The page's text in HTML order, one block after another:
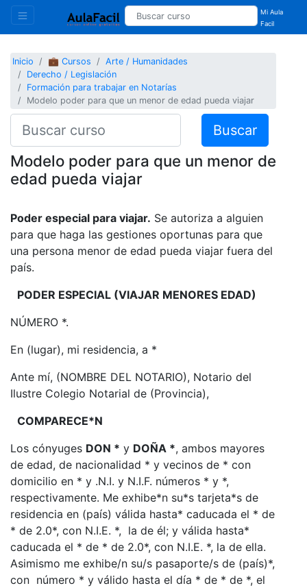
Mi Aula
Facil
Inicio 💼 Cursos
Arte / Humanidades
Derecho / Legislación
Formación para trabajar en Notarías
Modelo poder para que un menor de edad pueda viajar
Buscar
Modelo poder para que un menor de
edad pueda viajar
Poder especial para viajar. Se autoriza a alguien
para que haga las gestiones oportunas para que
una persona menor de edad pueda viajar fuera del
país.
PODER ESPECIAL (VIAJAR MENORES EDAD)
NÚMERO *.
En (lugar), mi residencia, a *
Ante mí, (NOMBRE DEL NOTARIO), Notario del
Ilustre Colegio Notarial de (Provincia),
COMPARECE*N
Los cónyuges DON * y DOÑA *, ambos mayores
de edad, de nacionalidad * y vecinos de * con
domicilio en * y .N.I. y N.I.F. números * y *,
respectivamente. Me exhibe*n su*s tarjeta*s de
residencia en (país) válida hasta* caducada el * de
* de 2.0*, con N.I.E. *, la de él; y válida hasta*
caducada el * de * de 2.0*, con N.I.E. *, la de ella.
Asimismo me exhibe/n su/s pasaporte/s de (país)*,
con número * y válido hasta el día * de * de *, el